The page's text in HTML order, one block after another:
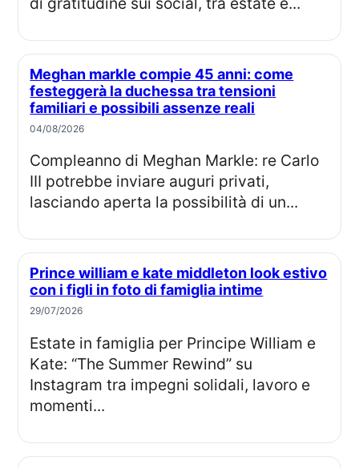
Meghan markle compie 45 anni: come
festeggerà la duchessa tra tensioni
familiari e possibili assenze reali
04/08/2026
Compleanno di Meghan Markle: re Carlo
III potrebbe inviare auguri privati,
lasciando aperta la possibilità di un...
Prince william e kate middleton look estivo
con i figli in foto di famiglia intime
29/07/2026
Estate in famiglia per Principe William e
Kate: “The Summer Rewind” su
Instagram tra impegni solidali, lavoro e
momenti...